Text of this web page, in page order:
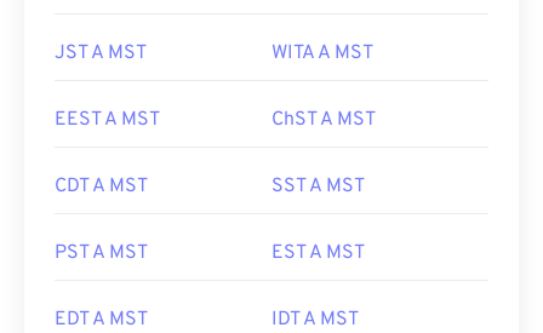
JST A MST WITA A MST
EEST A MST ChST A MST
CDT A MST SST A MST
PST A MST EST A MST
EDT A MST IDT A MST